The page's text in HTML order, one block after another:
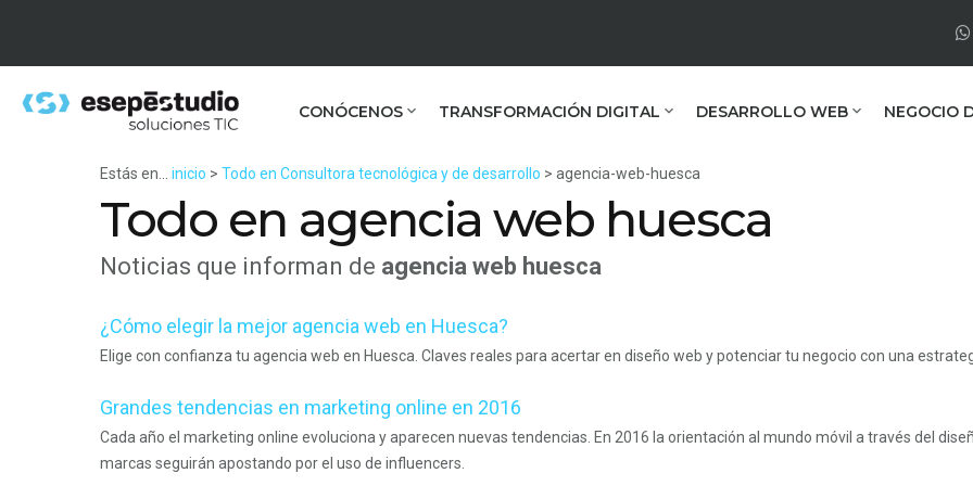
CONÓCENOS TRANSFORMACIÓN DIGITAL DESARROLLO WEB NEGOCIO
Estás en... inicio > Todo en Consultora tecnológica y de desarrollo > agencia-web-huesca
Todo en agencia web huesca
Noticias que informan de agencia web huesca
¿Cómo elegir la mejor agencia web en Huesca?
Elige con confianza tu agencia web en Huesca. Claves reales para acertar en diseño web y potenciar tu negocio con una
Grandes tendencias en marketing online en 2016
Cada año el marketing online evoluciona y aparecen nuevas tendencias. En 2016 la orientación al mundo móvil a través del
marcas seguirán apostando por el uso de influencers.